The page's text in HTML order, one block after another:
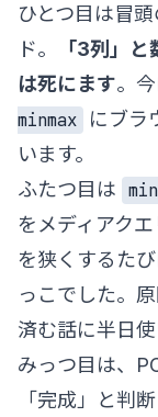
ひとつ目は冒頭
ド。
「3列」
は死にます。
minmax
にブラ
います。
ふたつ目は
をメディアク
を狭くするた
っこでした。
済む話に半日使
みっつ目は、
「完成」と判